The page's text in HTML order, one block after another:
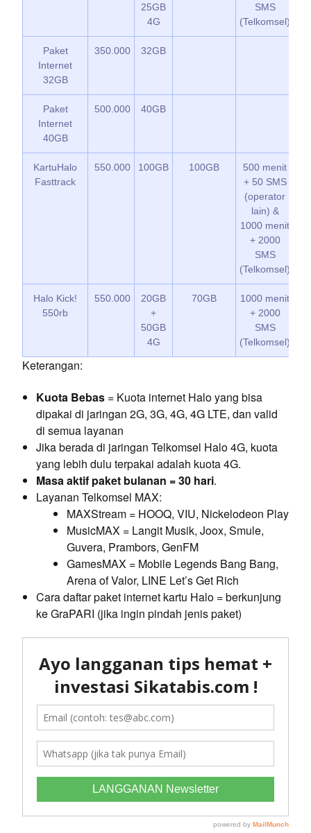
25GB
4G
SMS
(Telkomsel)
Paket
Internet
32GB
350.000 32GB
Paket
Internet
40GB
500.000 40GB
KartuHalo
Fasttrack
550.000 100GB 100GB
500 menit
+ 50 SMS
(operator
lain) &
1000 menit
+ 2000
SMS
(Telkomsel)
Halo Kick!
550rb
550.000
20GB
+
50GB
4G
70GB
1000 menit
+ 2000
SMS
(Telkomsel)
Keterangan:
Kuota Bebas = Kuota internet Halo yang bisa
dipakai di jaringan 2G, 3G, 4G, 4G LTE, dan valid
di semua layanan
Jika berada di jaringan Telkomsel Halo 4G, kuota
yang lebih dulu terpakai adalah kuota 4G.
Masa aktif paket bulanan = 30 hari.
Layanan Telkomsel MAX:
MAXStream = HOOQ, VIU, Nickelodeon Play
MusicMAX = Langit Musik, Joox, Smule,
Guvera, Prambors, GenFM
GamesMAX = Mobile Legends Bang Bang,
Arena of Valor, LINE Let’s Get Rich
Cara daftar paket internet kartu Halo = berkunjung
ke GraPARI (jika ingin pindah jenis paket)